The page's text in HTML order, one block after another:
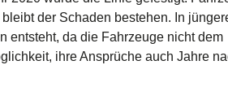
der Schaden bestehen. In
entsteht, da die Fahrzeuge nicht dem
ihre Ansprüche auch Jahre